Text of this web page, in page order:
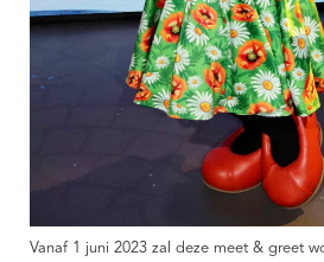
Vanaf 1 juni 2023 zal deze meet & greet